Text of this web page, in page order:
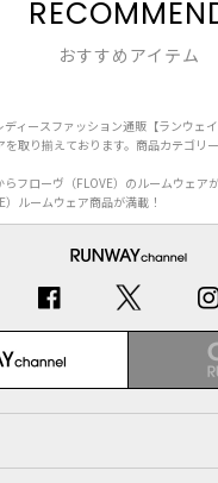
おすすめアイテム
ィースファッション通販【ランウェ
を取り揃えております。商品カテゴリ
フローヴ（FLOVE）のルームウェア
ルームウェア商品が満載！